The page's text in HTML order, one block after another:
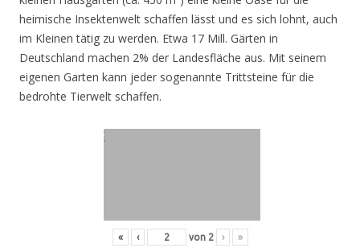
heimische Insektenwelt schaffen lässt und es sich lohnt, auch
im Kleinen tätig zu werden. Etwa 17 Mill. Gärten in
Deutschland machen 2% der Landesfläche aus. Mit seinem
eigenen Garten kann jeder sogenannte Trittsteine für die
bedrohte Tierwelt schaffen.
« ‹ von 2 › »